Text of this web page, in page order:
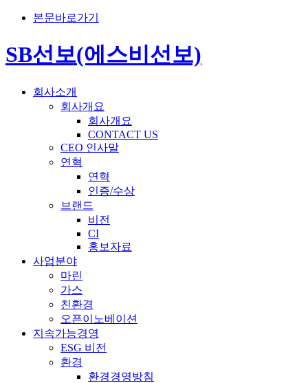
본문바로가기
SB선보(에스비선보)
회사소개
회사개요
회사개요
CONTACT US
CEO 인사말
연혁
연혁
인증/수상
브랜드
비전
CI
홍보자료
사업분야
마린
가스
친환경
오픈이노베이션
지속가능경영
ESG 비전
환경
환경경영방침